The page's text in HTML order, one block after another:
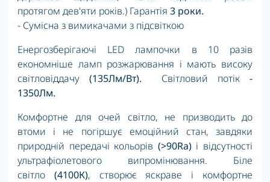
протягом дев'яти років.) Гарантія 3 роки.
- Сумісна з вимикачами з підсвіткою
Енергозберігаючі LED лампочки в 10 разів
економніше ламп розжарювання і мають високу
світловіддачу(135Лм/Вт). Світловий потік-
1350Лм.
Комфортне для очей світло, не призводить до
втоми і не погіршує емоційний стан, завдяки
природній передачі кольорів (>90Ra)і відсутності
ультрафіолетового випромінювання. Біле
світло (4100К), створює яскраве і комфортне